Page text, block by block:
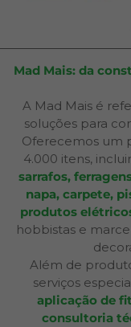
Mad Mais: da
A Mad Mais é
soluções para
Oferecemos um
4.000 itens,
sarrafos,
napa, carpete,
produtos
hobbistas e
Além de
serviços
aplicação de
consultoria